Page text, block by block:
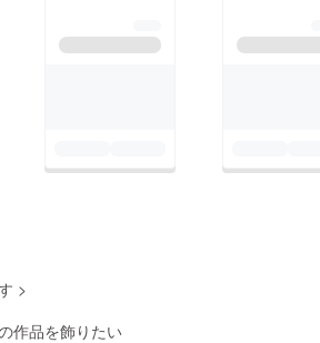
>
作品を飾りたい